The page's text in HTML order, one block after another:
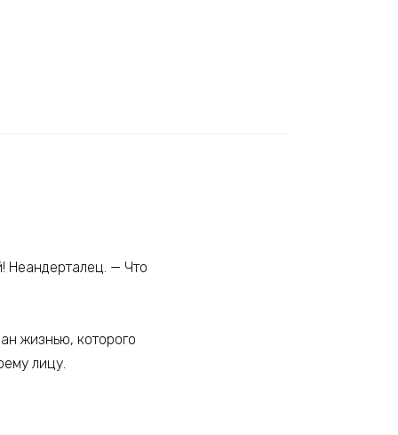
Неандерталец. — Что
жизнью, которого
лицу.